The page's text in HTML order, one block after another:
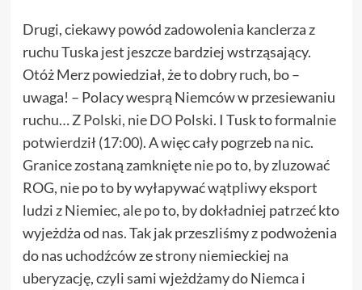
Drugi, ciekawy powód zadowolenia kanclerza z
ruchu Tuska jest jeszcze bardziej wstrząsający.
Otóż Merz powiedział, że to dobry ruch, bo –
uwaga! – Polacy wesprą Niemców w przesiewaniu
ruchu…Z Polski, nie DO Polski. I Tusk toformalnie
potwierdził(17:00). A więc cały pogrzeb na nic.
Granice zostaną zamknięte nie po to, by zluzować
ROG, nie po to by wyłapywać wątpliwy eksport
ludzi z Niemiec, ale po to, by dokładniej patrzeć kto
wyjeżdża od nas. Tak jak przeszliśmy z podwożenia
do nas uchodźców ze strony niemieckiej na
uberyzację, czyli sami wjeżdżamy do Niemca i